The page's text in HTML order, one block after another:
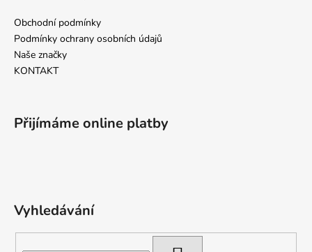
Obchodní podmínky
Podmínky ochrany osobních údajů
Naše značky
KONTAKT
Přijímáme online platby
Vyhledávání